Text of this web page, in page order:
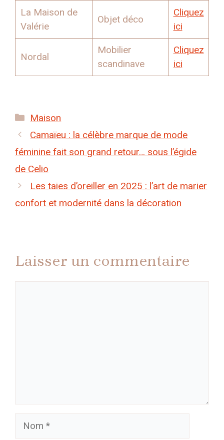
La Maison de
Valérie
Objet déco
Cliquez
ici
Nordal
Mobilier
scandinave
Cliquez
ici
Catégories
Maison
Camaïeu : la célèbre marque de mode
féminine fait son grand retour… sous l’égide
de Celio
Les taies d’oreiller en 2025 : l’art de marier
confort et modernité dans la décoration
Laisser un commentaire